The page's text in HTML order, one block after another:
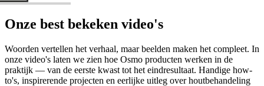
Onze best bekeken video's
Woorden vertellen het verhaal, maar beelden maken het compleet. In
onze video's laten we zien hoe Osmo producten werken in de
praktijk — van de eerste kwast tot het eindresultaat. Handige how-
to's, inspirerende projecten en eerlijke uitleg over houtbehandeling